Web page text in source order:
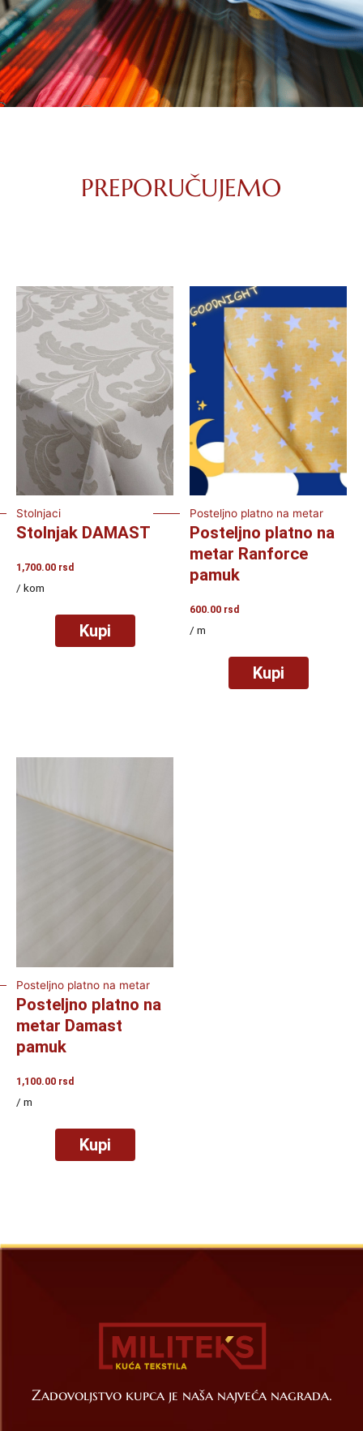
PREPORUČUJEMO
Stolnjaci
Stolnjak DAMAST
1,700.00 rsd
/ kom
Kupi
Posteljno platno na metar
Posteljno platno na
metar Ranforce
pamuk
600.00 rsd
/ m
Kupi
Posteljno platno na metar
Posteljno platno na
metar Damast
pamuk
1,100.00 rsd
/ m
Kupi
Zadovoljstvo kupca je naša najveća nagrada.